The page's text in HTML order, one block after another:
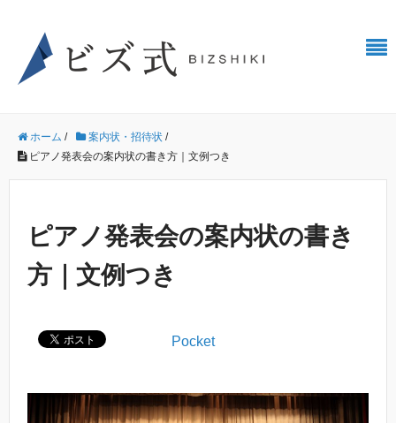
ホーム / 案内状・招待状 /
ピアノ発表会の案内状の書き方｜文例つき
ピアノ発表会の案内状の書き
方｜文例つき
Pocket